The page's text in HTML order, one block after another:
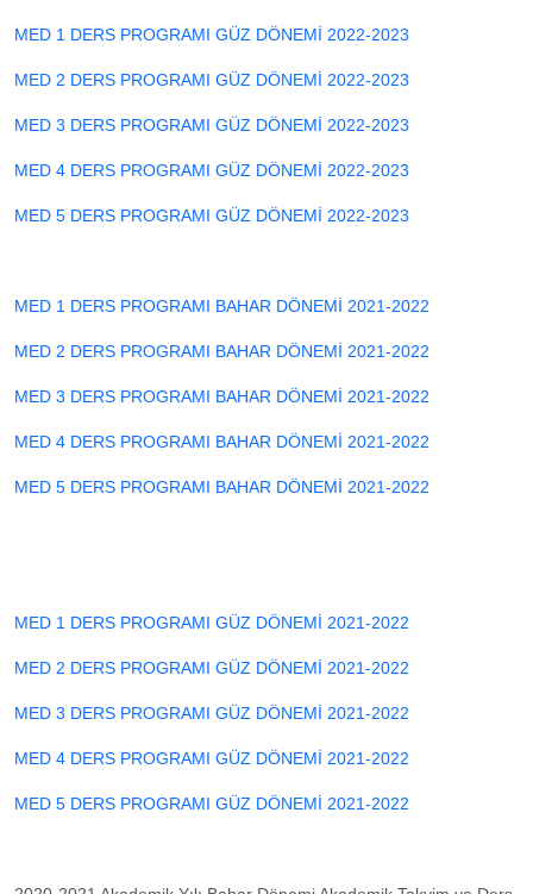
MED 1 DERS PROGRAMI GÜZ DÖNEMİ 2022-2023
MED 2 DERS PROGRAMI GÜZ DÖNEMİ 2022-2023
MED 3 DERS PROGRAMI GÜZ DÖNEMİ 2022-2023
MED 4 DERS PROGRAMI GÜZ DÖNEMİ 2022-2023
MED 5 DERS PROGRAMI GÜZ DÖNEMİ 2022-2023
MED 1 DERS PROGRAMI BAHAR DÖNEMİ 2021-2022
MED 2 DERS PROGRAMI BAHAR DÖNEMİ 2021-2022
MED 3 DERS PROGRAMI BAHAR DÖNEMİ 2021-2022
MED 4 DERS PROGRAMI BAHAR DÖNEMİ 2021-2022
MED 5 DERS PROGRAMI BAHAR DÖNEMİ 2021-2022
MED 1 DERS PROGRAMI GÜZ DÖNEMİ 2021-2022
MED 2 DERS PROGRAMI GÜZ DÖNEMİ 2021-2022
MED 3 DERS PROGRAMI GÜZ DÖNEMİ 2021-2022
MED 4 DERS PROGRAMI GÜZ DÖNEMİ 2021-2022
MED 5 DERS PROGRAMI GÜZ DÖNEMİ 2021-2022